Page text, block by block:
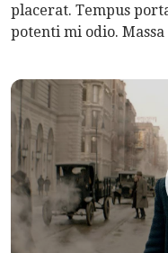
placerat. Tempus
potenti mi odio.